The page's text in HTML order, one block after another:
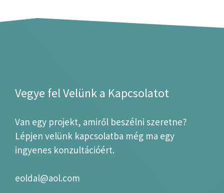
Vegye fel Velünk a Kapcsolatot
Van egy projekt, amiről beszélni szeretne?
Lépjen velünk kapcsolatba még ma egy
ingyenes konzultációért.
eoldal@aol.com